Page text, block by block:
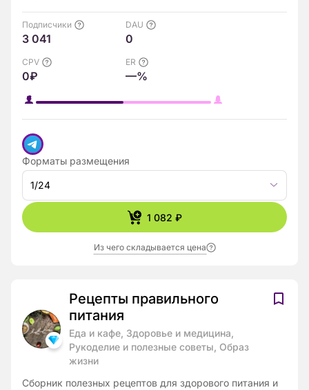
Подписчики
3 041
DAU
0
CPV
0₽
ER
—%
Форматы размещения
1/24
1 082 ₽
Из чего складывается цена
Рецепты правильного
питания
Еда и кафе, Здоровье и медицина,
Рукоделие и полезные советы, Образ
жизни
Сборник полезных рецептов для здорового питания и